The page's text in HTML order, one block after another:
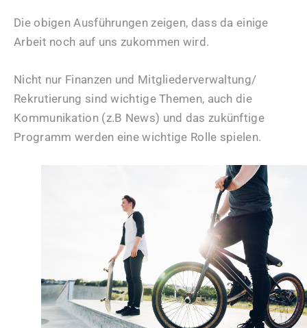
Die obigen Ausführungen zeigen, dass da einige
Arbeit noch auf uns zukommen wird.
Nicht nur Finanzen und Mitgliederverwaltung/
Rekrutierung sind wichtige Themen, auch die
Kommunikation (z.B News) und das zukünftige
Programm werden eine wichtige Rolle spielen.